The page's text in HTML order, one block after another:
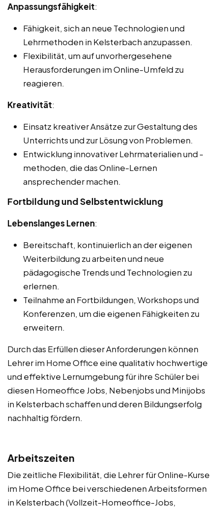
Anpassungsfähigkeit:
Fähigkeit, sich an neue Technologien und
Lehrmethoden in Kelsterbach anzupassen.
Flexibilität, um auf unvorhergesehene
Herausforderungen im Online-Umfeld zu
reagieren.
Kreativität:
Einsatz kreativer Ansätze zur Gestaltung des
Unterrichts und zur Lösung von Problemen.
Entwicklung innovativer Lehrmaterialien und -
methoden, die das Online-Lernen
ansprechender machen.
Fortbildung und Selbstentwicklung
Lebenslanges Lernen:
Bereitschaft, kontinuierlich an der eigenen
Weiterbildung zu arbeiten und neue
pädagogische Trends und Technologien zu
erlernen.
Teilnahme an Fortbildungen, Workshops und
Konferenzen, um die eigenen Fähigkeiten zu
erweitern.
Durch das Erfüllen dieser Anforderungen können
Lehrer im Home Office eine qualitativ hochwertige
und effektive Lernumgebung für ihre Schüler bei
diesen Homeoffice Jobs, Nebenjobs und Minijobs
in Kelsterbach schaffen und deren Bildungserfolg
nachhaltig fördern.
Arbeitszeiten
Die zeitliche Flexibilität, die Lehrer für Online-Kurse
im Home Office bei verschiedenen Arbeitsformen
in Kelsterbach (Vollzeit-Homeoffice-Jobs,